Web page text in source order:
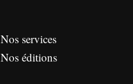
Nos services
Nos éditions